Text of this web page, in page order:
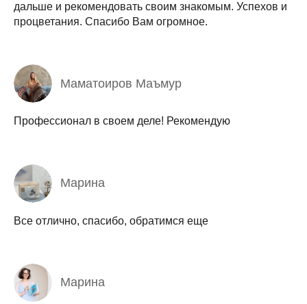
дальше и рекомендовать своим знакомым. Успехов и
процветания. Спасибо Вам огромное.
Маматоиров Маъмур
Профессионал в своем деле! Рекомендую
Марина
Все отлично, спасибо, обратимся еще
Марина